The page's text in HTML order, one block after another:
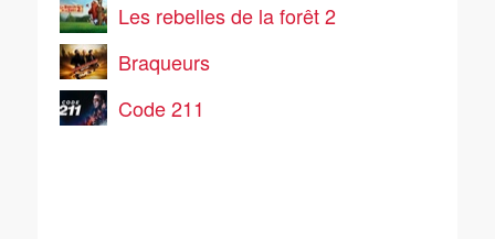
Les rebelles de la forêt 2
Braqueurs
Code 211